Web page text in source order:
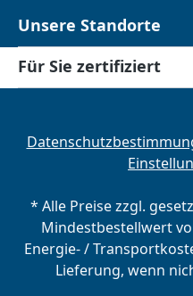
Unsere Standorte
Für Sie zertifiziert
* Alle Preise zzgl.
Mindestbestellwert
Energie- /
Lieferung, wenn